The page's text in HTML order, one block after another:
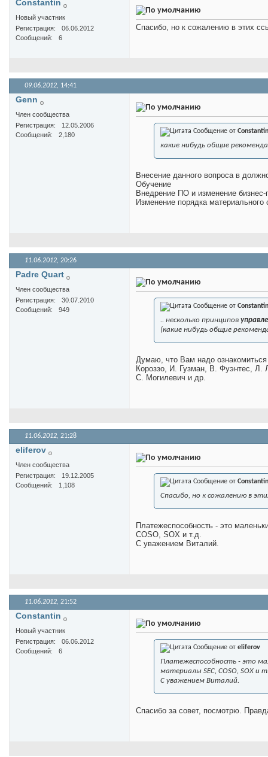
Constantin
Новый участник
Регистрация
06.06.2012
Сообщений
6
Спасибо, но к сожалению в этих
09.06.2012, 14:41
Genn
Член сообщества
Регистрация
12.05.2006
Сообщений
2,180
Сообщение от Constantin
какие нибудь общие
Внесение данного вопроса в
Обучение
Внедрение ПО и изменение бизнес-
Изменение порядка материального
11.06.2012, 20:26
Padre Quart
Член сообщества
Регистрация
30.07.2010
Сообщений
949
Сообщение от Constantin
.. несколько принципов
(какие нибудь общие
Думаю, что Вам надо
Короззо, И. Гузман, В. Фуэнтес,
С. Могилевич и др.
11.06.2012, 21:28
eliferov
Член сообщества
Регистрация
19.12.2005
Сообщений
1,108
Сообщение от Constantin
Спасибо, но к сожалению в
Платежеспособность - это
COSO, SOX и т.д.
С уважением Виталий.
11.06.2012, 21:52
Constantin
Новый участник
Регистрация
06.06.2012
Сообщений
6
Сообщение от eliferov
Платежеспособность - это
материалы SEC, COSO, SOX и
С уважением Виталий.
Спасибо за совет, посмотрю.